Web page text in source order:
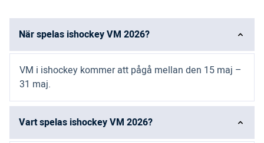
När spelas ishockey VM 2026?
VM i ishockey kommer att pågå mellan den 15 maj –
31 maj.
Vart spelas ishockey VM 2026?